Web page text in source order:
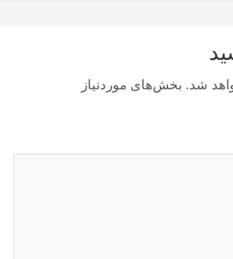
شد. بخش‌های موردنیاز